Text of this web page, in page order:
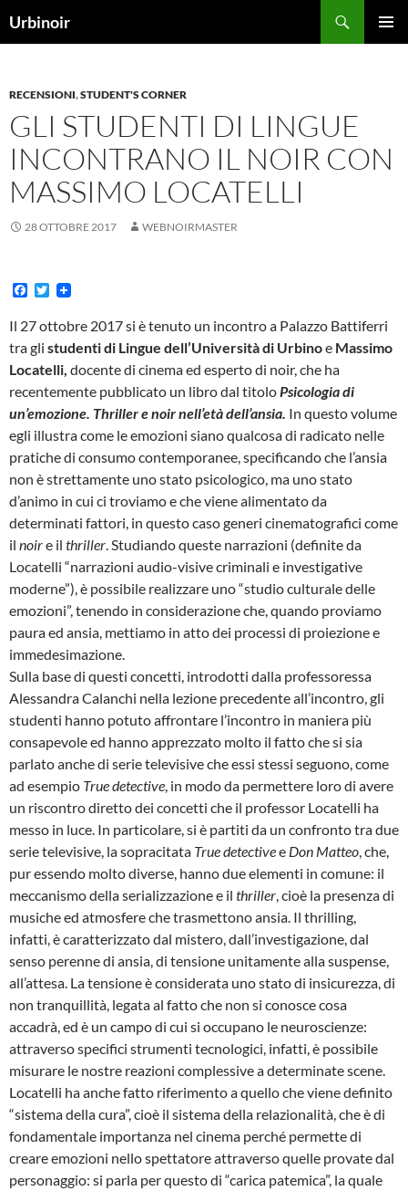
Urbinoir
RECENSIONI,STUDENT'S CORNER
GLI STUDENTI DI LINGUE
INCONTRANO IL NOIR CON
MASSIMO LOCATELLI
28 OTTOBRE 2017 WEBNOIRMASTER
F
c
e
b
o
k
T
i
t
t
e
r
Il 27 ottobre 2017 si è tenuto un incontro a Palazzo Battiferri
tra gli studenti di Lingue dell’Università di Urbinoe Massimo
Locatelli, docente di cinema ed esperto di noir, che ha
recentemente pubblicato un libro dal titoloPsicologia di
un’emozione. Thriller e noir nell’età dell’ansia. In questo volume
egli illustra come le emozioni siano qualcosa di radicato nelle
pratiche di consumo contemporanee, specificando che l’ansia
non è strettamente uno stato psicologico, ma uno stato
d’animo in cui ci troviamo e che viene alimentato da
determinati fattori, in questo caso generi cinematografici come
il noire il thriller. Studiando queste narrazioni (definite da
Locatelli “narrazioni audio-visive criminali e investigative
moderne”), è possibile realizzare uno “studio culturale delle
emozioni”, tenendo in considerazione che, quando proviamo
paura ed ansia, mettiamo in atto dei processi di proiezione e
immedesimazione.
Sulla base di questi concetti, introdotti dalla professoressa
Alessandra Calanchi nella lezione precedente all’incontro, gli
studenti hanno potuto affrontare l’incontro in maniera più
consapevole ed hanno apprezzato molto il fatto che si sia
parlato anche di serie televisive che essi stessi seguono, come
ad esempio True detective, in modo da permettere loro di avere
un riscontro diretto dei concetti che il professor Locatelli ha
messo in luce. In particolare, si è partiti da un confronto tra due
serie televisive, la sopracitata True detectivee Don Matteo, che,
pur essendo molto diverse, hanno due elementi in comune: il
meccanismo della serializzazione e il thriller, cioè la presenza di
musiche ed atmosfere che trasmettono ansia. Il thrilling,
infatti, è caratterizzato dal mistero, dall’investigazione, dal
senso perenne di ansia, di tensione unitamente alla suspense,
all’attesa. La tensione è considerata uno stato di insicurezza, di
non tranquillità, legata al fatto che non si conosce cosa
accadrà, ed è un campo di cui si occupano le neuroscienze:
attraverso specifici strumenti tecnologici, infatti, è possibile
misurare le nostre reazioni complessive a determinate scene.
Locatelli ha anche fatto riferimento a quello che viene definito
“sistema della cura”, cioè il sistema della relazionalità, che è di
fondamentale importanza nel cinema perché permette di
creare emozioni nello spettatore attraverso quelle provate dal
personaggio: si parla per questo di “carica patemica”, la quale